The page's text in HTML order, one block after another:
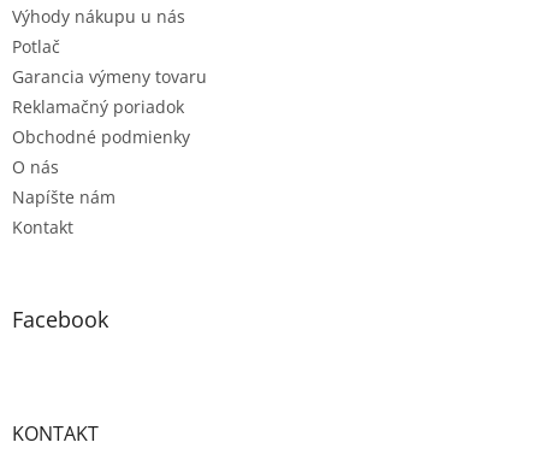
Výhody nákupu u nás
Potlač
Garancia výmeny tovaru
Reklamačný poriadok
Obchodné podmienky
O nás
Napíšte nám
Kontakt
Facebook
KONTAKT